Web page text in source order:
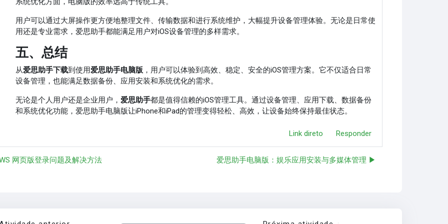
用户可以通过大屏操作更方便地整理文件、传输数据和进行系统维护，大幅提升设备管理体验。无论是日常使
用还是专业需求，爱思助手都能满足用户对iOS设备管理的多样需求。
五、总结
从爱思助手下载到使用爱思助手电脑版 ，用户可以体验到高效、稳定、安全的iOS管理方案。它不仅适合日常
设备管理，也能满足数据备份、应用安装和系统优化的需求。
无论是个人用户还是企业用户，爱思助手都是值得信赖的iOS管理工具。通过设备管理、应用下载、数据备份
和系统优化功能，爱思助手电脑版让iPhone和iPad的管理变得轻松、高效，让设备始终保持最佳状态。
Link direto Responder
网页版登录问题及解决方法 爱思助手电脑版：娱乐应用安装与多媒体管理 ▶︎